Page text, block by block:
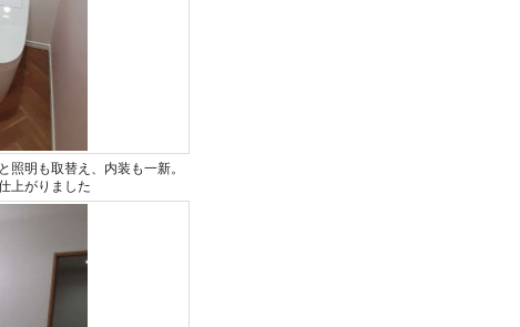
照明も取替え、内装も一新。
上がりました